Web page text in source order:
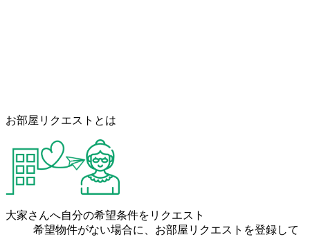
お部屋リクエストとは
大家さんへ自分の希望条件をリクエスト
希望物件がない場合に、お部屋リクエストを登録して